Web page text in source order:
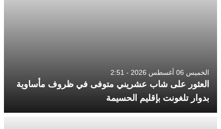
الخميس 06 أغسطس 2026 - 2:51
العثور على شاب عشريني متوفى في ظروف مأساوية
بدوار تلغونت بإقليم الحسيمة